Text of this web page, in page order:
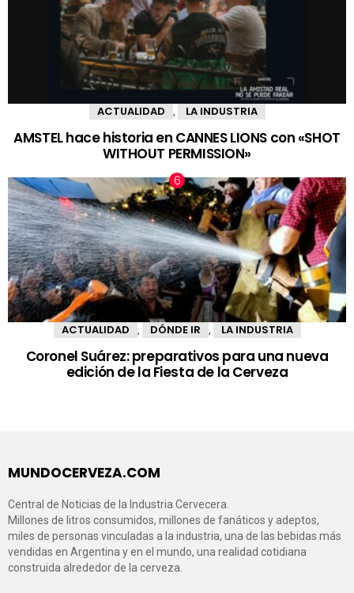
ACTUALIDAD LA INDUSTRIA
AMSTEL hace historia en CANNES LIONS con «SHOT
WITHOUT PERMISSION»
ACTUALIDAD DÓNDE IR LA INDUSTRIA
Coronel Suárez: preparativos para una nueva
edición de la Fiesta de la Cerveza
MUNDOCERVEZA.COM
Central de Noticias de la Industria Cervecera.
Millones de litros consumidos, millones de fanáticos y adeptos,
miles de personas vinculadas a la industria, una de las bebidas más
vendidas en Argentina y en el mundo, una realidad cotidiana
construida alrededor de la cerveza.